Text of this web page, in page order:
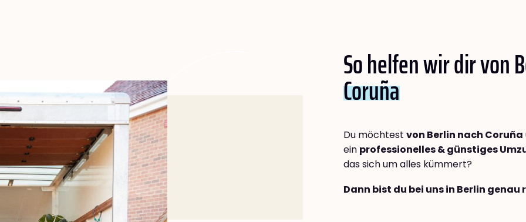
So helfen wir dir von
Coruña
Du möchtest von Berlin nach Coruña
ein professionelles & günstiges
das sich um alles kümmert?
Dann bist du bei uns in Berlin